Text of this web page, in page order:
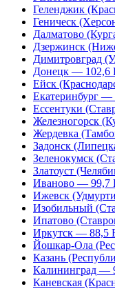
Геленджик
Геническ
Далматово
Дзержинск
Димитровград
Донецк — 102,6
Ейск
Екатеринбург —
Ессентуки
Железногорск
Жердевка
Задонск
Зеленокумск
Златоуст
Иваново — 99,7
Ижевск
Изобильный
Ипатово
Иркутск — 88,5
Йошкар-Ола
Казань
Калининград —
Каневская